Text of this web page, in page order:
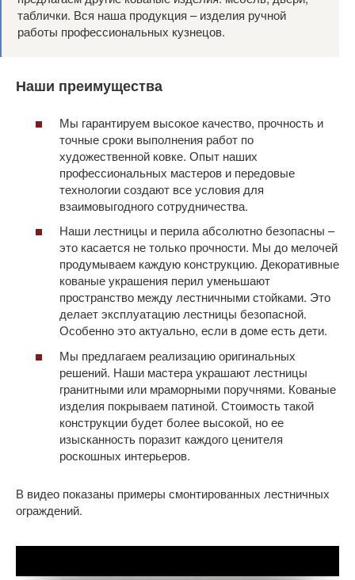
таблички. Вся наша продукция – изделия ручной
работы профессиональных кузнецов.
Наши преимущества
Мы гарантируем высокое качество, прочность и
точные сроки выполнения работ по
художественной ковке. Опыт наших
профессиональных мастеров и передовые
технологии создают все условия для
взаимовыгодного сотрудничества.
Наши лестницы и перила абсолютно безопасны –
это касается не только прочности. Мы до мелочей
продумываем каждую конструкцию. Декоративные
кованые украшения перил уменьшают
пространство между лестничными стойками. Это
делает эксплуатацию лестницы безопасной.
Особенно это актуально, если в доме есть дети.
Мы предлагаем реализацию оригинальных
решений. Наши мастера украшают лестницы
гранитными или мраморными поручнями. Кованые
изделия покрываем патиной. Стоимость такой
конструкции будет более высокой, но ее
изысканность поразит каждого ценителя
роскошных интерьеров.
В видео показаны примеры смонтированных лестничных
ограждений.